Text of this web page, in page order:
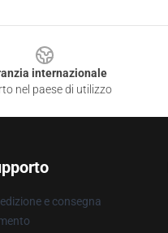
internazionale
nel paese di utilizzo
e consegna